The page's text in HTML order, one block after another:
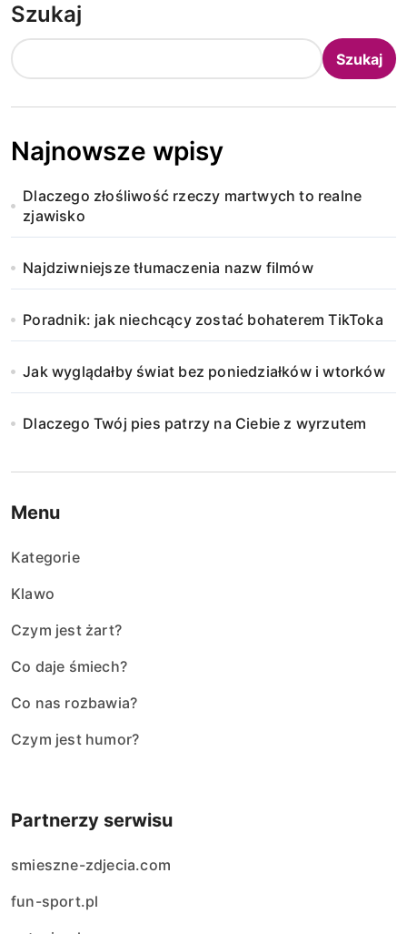
Szukaj
Szukaj
Najnowsze wpisy
Dlaczego złośliwość rzeczy martwych to realne
zjawisko
Najdziwniejsze tłumaczenia nazw filmów
Poradnik: jak niechcący zostać bohaterem TikToka
Jak wyglądałby świat bez poniedziałków i wtorków
Dlaczego Twój pies patrzy na Ciebie z wyrzutem
Menu
Kategorie
Klawo
Czym jest żart?
Co daje śmiech?
Co nas rozbawia?
Czym jest humor?
Partnerzy serwisu
smieszne-zdjecia.com
fun-sport.pl